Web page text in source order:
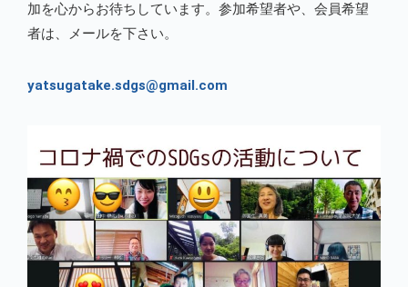
加を心からお待ちしています。参加希望者や、会員希望
者は、メールを下さい。
yatsugatake.sdgs@gmail.com